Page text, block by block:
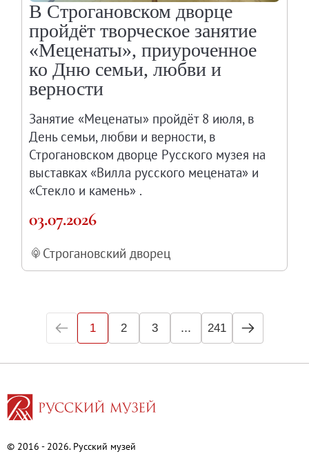
В Строгановском дворце
пройдёт творческое занятие
«Меценаты», приуроченное
ко Дню семьи, любви и
верности
Занятие «Меценаты» пройдёт 8 июля, в
День семьи, любви и верности, в
Строгановском дворце Русского музея на
выставках «Вилла русского мецената» и
«Стекло и камень» .
03.07.2026
Строгановский дворец
1 2 3 ... 241
© 2016 - 2026. Русский музей